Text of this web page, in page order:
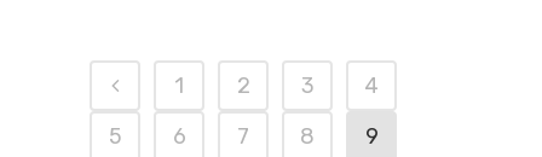
1 2 3
4
5
6 7 8
9